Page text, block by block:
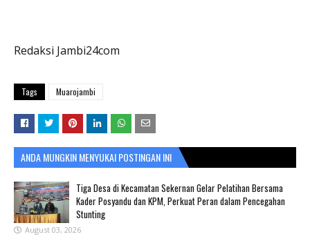
Redaksi Jambi24com
Tags Muarojambi
ANDA MUNGKIN MENYUKAI POSTINGAN INI
Tiga Desa di Kecamatan Sekernan Gelar Pelatihan Bersama
Kader Posyandu dan KPM, Perkuat Peran dalam Pencegahan
Stunting
August 03, 2026